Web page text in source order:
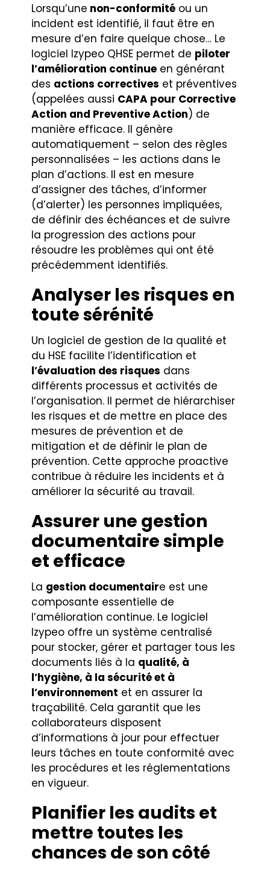
Lorsqu’une non-conformité ou un
incident est identifié, il faut être en
mesure d’en faire quelque chose… Le
logiciel Izypeo QHSE permet de piloter
l’amélioration continue en générant
des actions correctives et préventives
(appelées aussi CAPA pour Corrective
Action and Preventive Action) de
manière efficace. Il génère
automatiquement – selon des règles
personnalisées – les actions dans le
plan d’actions. Il est en mesure
d’assigner des tâches, d’informer
(d’alerter) les personnes impliquées,
de définir des échéances et de suivre
la progression des actions pour
résoudre les problèmes qui ont été
précédemment identifiés.
Analyser les risques en
toute sérénité
Un logiciel de gestion de la qualité et
du HSE facilite l’identification et
l’évaluation des risques dans
différents processus et activités de
l’organisation. Il permet de hiérarchiser
les risques et de mettre en place des
mesures de prévention et de
mitigation et de définir le plan de
prévention. Cette approche proactive
contribue à réduire les incidents et à
améliorer la sécurité au travail.
Assurer une gestion
documentaire simple
et efficace
La gestion documentaire est une
composante essentielle de
l’amélioration continue. Le logiciel
Izypeo offre un système centralisé
pour stocker, gérer et partager tous les
documents liés à la qualité, à
l’hygiène, à la sécurité et à
l’environnement et en assurer la
traçabilité. Cela garantit que les
collaborateurs disposent
d’informations à jour pour effectuer
leurs tâches en toute conformité avec
les procédures et les réglementations
en vigueur.
Planifier les audits et
mettre toutes les
chances de son côté